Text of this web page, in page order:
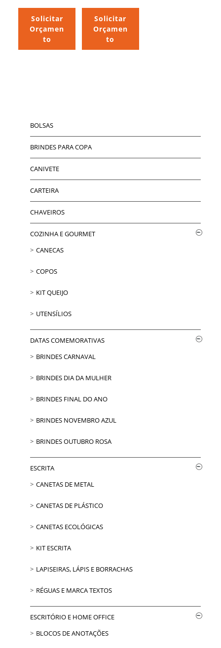
Solicitar
Orçamen
to
Solicitar
Orçamen
to
BOLSAS
BRINDES PARA COPA
CANIVETE
CARTEIRA
CHAVEIROS
COZINHA E GOURMET
CANECAS
COPOS
KIT QUEIJO
UTENSÍLIOS
DATAS COMEMORATIVAS
BRINDES CARNAVAL
BRINDES DIA DA MULHER
BRINDES FINAL DO ANO
BRINDES NOVEMBRO AZUL
BRINDES OUTUBRO ROSA
ESCRITA
CANETAS DE METAL
CANETAS DE PLÁSTICO
CANETAS ECOLÓGICAS
KIT ESCRITA
LAPISEIRAS, LÁPIS E BORRACHAS
RÉGUAS E MARCA TEXTOS
ESCRITÓRIO E HOME OFFICE
BLOCOS DE ANOTAÇÕES